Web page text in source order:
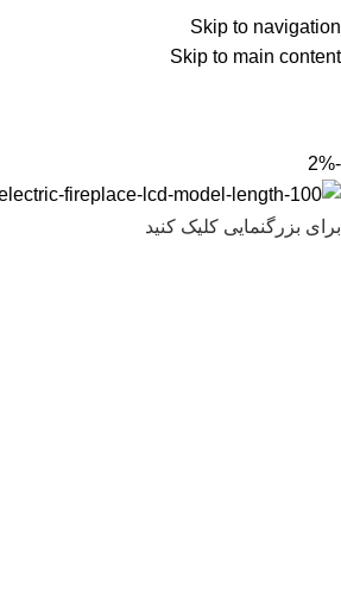
Skip to navigation
Skip to main content
-2%
برای بزرگنمایی کلیک کنید